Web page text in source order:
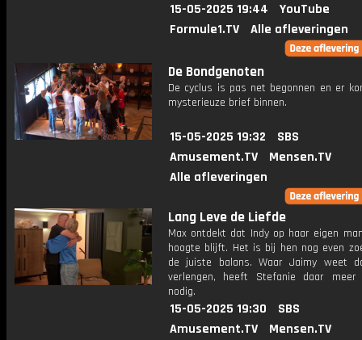
15-05-2025 19:44
YouTube
Formule1.TV
Alle afleveringen
De Bondgenoten
De cyclus is pas net begonnen en er
mysterieuze brief binnen.
15-05-2025 19:32
SBS
Amusement.TV
Mensen.TV
Alle afleveringen
Lang Leve de Liefde
Max ontdekt dat Indy op haar eigen
hoogte blijft. Het is bij hen nog even
de juiste balans. Waar Jaimy weet
verlengen, heeft Stefanie daar
nodig.
15-05-2025 19:30
SBS
Amusement.TV
Mensen.TV